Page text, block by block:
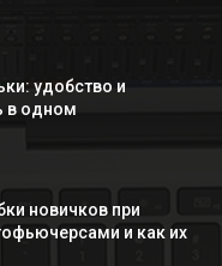
удобство и
в одном
новичков при
и как их